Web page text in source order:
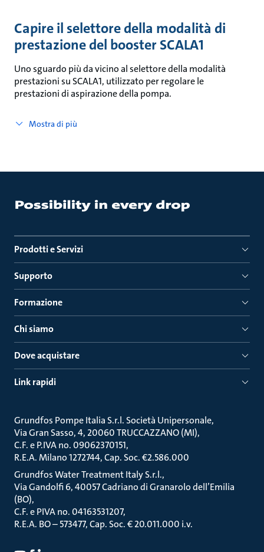
Capire il selettore della modalità di
prestazione del booster SCALA1
Uno sguardo più da vicino al selettore della modalità
prestazioni su SCALA1, utilizzato per regolare le
prestazioni di aspirazione della pompa.
Mostra di più
Prodotti e Servizi
Supporto
Formazione
Chi siamo
Dove acquistare
Link rapidi
Grundfos Pompe Italia S.r.l. Società Unipersonale
Via Gran Sasso, 4, 20060 TRUCCAZZANO (MI)
C.F. e P.IVA no. 09062370151
R.E.A. Milano 1272744, Cap. Soc. €2.586.000
Grundfos Water Treatment Italy S.r.l.
Via Gandolfi 6, 40057 Cadriano di Granarolo dell’Emilia
(BO)
C.F. e PIVA no. 04163531207
R.E.A. BO – 573477, Cap. Soc. € 20.011.000 i.v.